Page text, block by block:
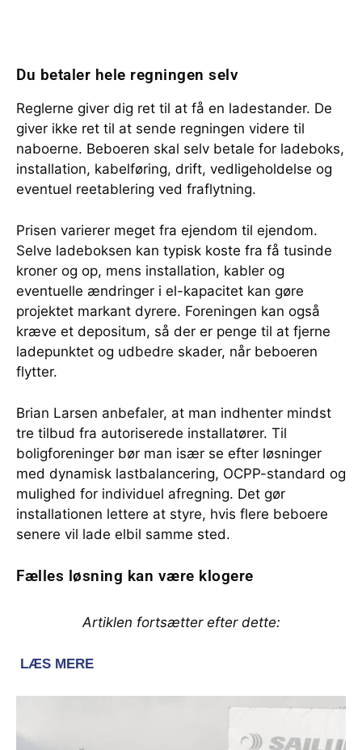
Du betaler hele regningen selv
Reglerne giver dig ret til at få en ladestander. De
giver ikke ret til at sende regningen videre til
naboerne. Beboeren skal selv betale for ladeboks,
installation, kabelføring, drift, vedligeholdelse og
eventuel reetablering ved fraflytning.
Prisen varierer meget fra ejendom til ejendom.
Selve ladeboksen kan typisk koste fra få tusinde
kroner og op, mens installation, kabler og
eventuelle ændringer i el-kapacitet kan gøre
projektet markant dyrere. Foreningen kan også
kræve et depositum, så der er penge til at fjerne
ladepunktet og udbedre skader, når beboeren
flytter.
Brian Larsen anbefaler, at man indhenter mindst
tre tilbud fra autoriserede installatører. Til
boligforeninger bør man især se efter løsninger
med dynamisk lastbalancering, OCPP-standard og
mulighed for individuel afregning. Det gør
installationen lettere at styre, hvis flere beboere
senere vil lade elbil samme sted.
Fælles løsning kan være klogere
Artiklen fortsætter efter dette: